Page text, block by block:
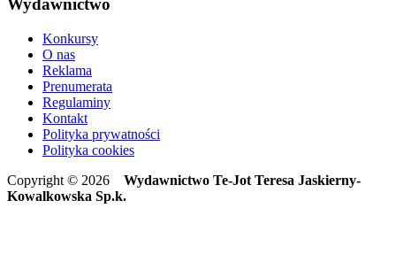
Wydawnictwo
Konkursy
O nas
Reklama
Prenumerata
Regulaminy
Kontakt
Polityka prywatności
Polityka cookies
Copyright © 2026 Wydawnictwo Te-Jot Teresa Jaskierny-
Kowalkowska Sp.k.